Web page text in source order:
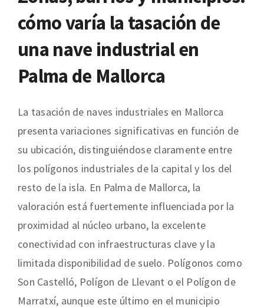
cómo varía la tasación de
una nave industrial en
Palma de Mallorca
La tasación de naves industriales en Mallorca
presenta variaciones significativas en función de
su ubicación, distinguiéndose claramente entre
los polígonos industriales de la capital y los del
resto de la isla. En Palma de Mallorca, la
valoración está fuertemente influenciada por la
proximidad al núcleo urbano, la excelente
conectividad con infraestructuras clave y la
limitada disponibilidad de suelo. Polígonos como
Son Castelló, Polígon de Llevant o el Polígon de
Marratxí, aunque este último en el municipio